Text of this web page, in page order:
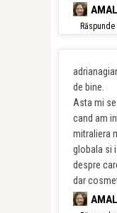
Răspunde
de bine.
Asta mi
cand am
mitraliera
globala si
despre
dar